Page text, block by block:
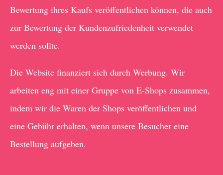
Bewertung ihres Kaufs veröffentlichen können, die auch
zur Bewertung der Kundenzufriedenheit verwendet
werden sollte.
Die Website finanziert sich durch Werbung. Wir
arbeiten eng mit einer Gruppe von E-Shops zusammen,
indem wir die Waren der Shops veröffentlichen und
eine Gebühr erhalten, wenn unsere Besucher eine
Bestellung aufgeben.